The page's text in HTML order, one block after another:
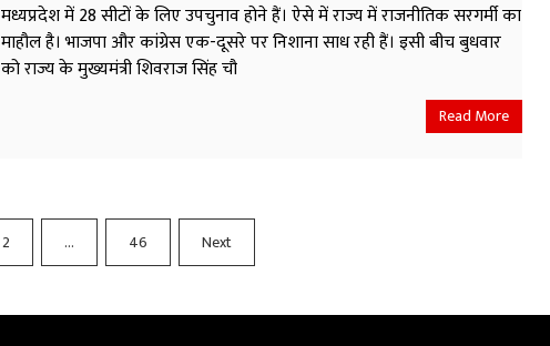
मध्यप्रदेश में 28 सीटों के लिए उपचुनाव होने हैं। ऐसे में राज्य में राजनीतिक सरगर्मी का
माहौल है। भाजपा और कांग्रेस एक-दूसरे पर निशाना साध रही हैं। इसी बीच बुधवार
को राज्य के मुख्यमंत्री शिवराज सिंह चौ
Read More
2 … 46 Next